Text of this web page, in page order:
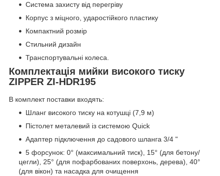
Система захисту від перегріву
Корпус з міцного, ударостійкого пластику
Компактний розмір
Стильний дизайн
Транспортувальні колеса.
Комплектація мийки високого тиску
ZIPPER ZI-HDR195
В комплект поставки входять:
Шланг високого тиску на котушці (7,9 м)
Пістолет металевий із системою Quick
Адаптер підключення до садового шланга 3/4 "
5 форсунок: 0° (максимальний тиск), 15° (для бетону/
цегли), 25° (для пофарбованих поверхонь, дерева), 40°
(для вікон) та насадка для очищення